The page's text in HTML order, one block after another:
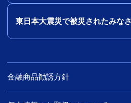
東日本大震災で被災されたみな
金融商品勧誘方針